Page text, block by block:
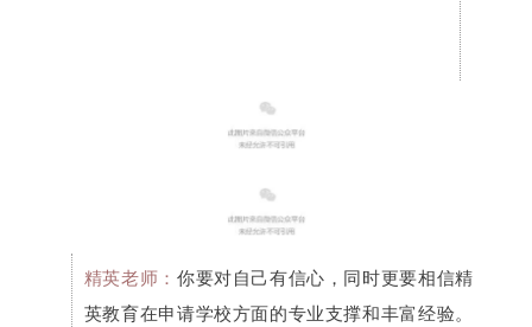
精英老师： 你要对自己有信心，同时更要相信精
英教育在申请学校方面的专业支撑和丰富经验。